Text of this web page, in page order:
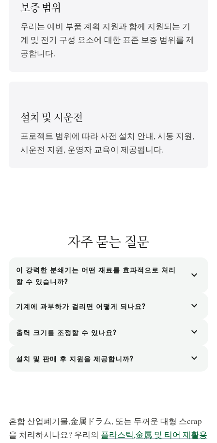
보증 범위
우리는 예비 부품 계획 지원과 함께 지원되는 기
계 및 전기 구성 요소에 대한 표준 보증 범위를 제
공합니다.
설치 및 시운전
프로젝트 범위에 따라 사전 설치 안내, 시동 지원,
시운전 지원, 운영자 교육이 제공됩니다.
자주 묻는 질문
이 강력한 분쇄기는 어떤 재료를 효과적으로 처리
할 수 있습니까?
expand_more
라스틱 드럼 및 강한 파지력과 인열력이 요구되는
기타 부피가 큰 재료용으로 설계되었습니다.
기계에 과부하가 걸리면 어떻게 되나요? expand_more
니다. 과도한 하중이 감지되면 샤프트가 자동으로
반전되어 걸림 가능성을 줄이고 구동계를 보호합니
출력 크기를 조정할 수 있나요? expand_more
따라 결정됩니다. 보다 미세한 제어된 입자 크기가
설치 및 판매 후 지원을 제공합니까? expand_more
혼합 산업폐기물,金属ドラム, 또는 두꺼운 대형 스crap
을 처리하시나요? 우리의 플라스틱,金属 및 티어 재활용